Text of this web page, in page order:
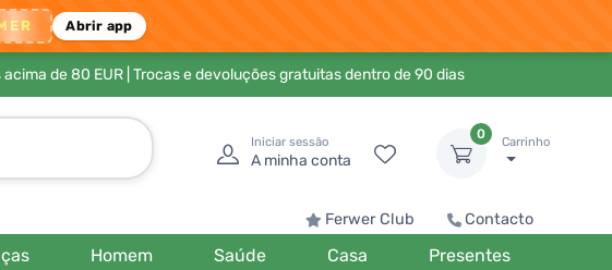
Abrir app
de 80 EUR| Trocas e devoluções gratuitas dentro de 90 dias
Iniciar sessão
A minha conta
0
Carrinho
Ferwer Club Contacto
Homem Saúde Casa Presentes